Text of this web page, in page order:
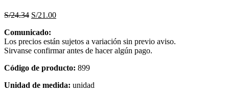
S/24.34 S/21.00
Comunicado:
Los precios están sujetos a variación sin previo aviso.
Sirvanse confirmar antes de hacer algún pago.
Código de producto: 899
Unidad de medida: unidad